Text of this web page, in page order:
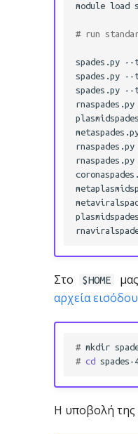
module load
# run
spades.py --
spades.py
--
spades.py
--
rnaspades.py
rnaspades.py
rnaspades.py
Στο $HOME
αρχεία εισόδου
# mkdir
# cd
Η υποβολή της